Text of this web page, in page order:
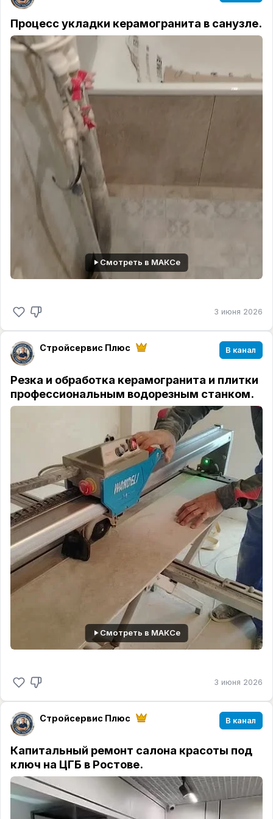
Процесс укладки керамогранита в санузле.
Смотреть в МАКСе
3 июня 2026
Стройсервис Плюс В канал
Резка и обработка керамогранита и плитки
профессиональным водорезным станком.
Смотреть в МАКСе
3 июня 2026
Стройсервис Плюс В канал
Капитальный ремонт салона красоты под
ключ на ЦГБ в Ростове.